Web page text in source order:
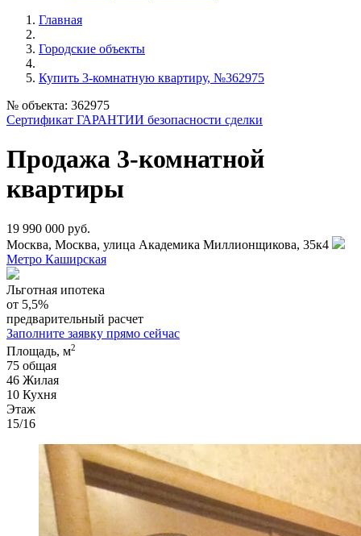
Главная
Городские объекты
Купить 3-комнатную квартиру, №362975
№ объекта: 362975
Сертификат ГАРАНТИИ безопасности сделки
Продажа 3-комнатной
квартиры
19 990 000 руб.
Москва, Москва, улица Академика Миллионщикова, 35к4
Метро Каширская
Льготная ипотека
от 5,5%
предварительный расчет
Заполните заявку прямо сейчас
Площадь, м2
75 общая
46 Жилая
10 Кухня
Этаж
15/16